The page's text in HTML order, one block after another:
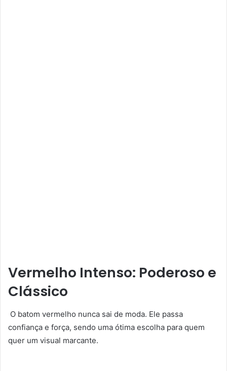
Vermelho Intenso: Poderoso e
Clássico
O batom vermelho nunca sai de moda. Ele passa
confiança e força, sendo uma ótima escolha para quem
quer um visual marcante.